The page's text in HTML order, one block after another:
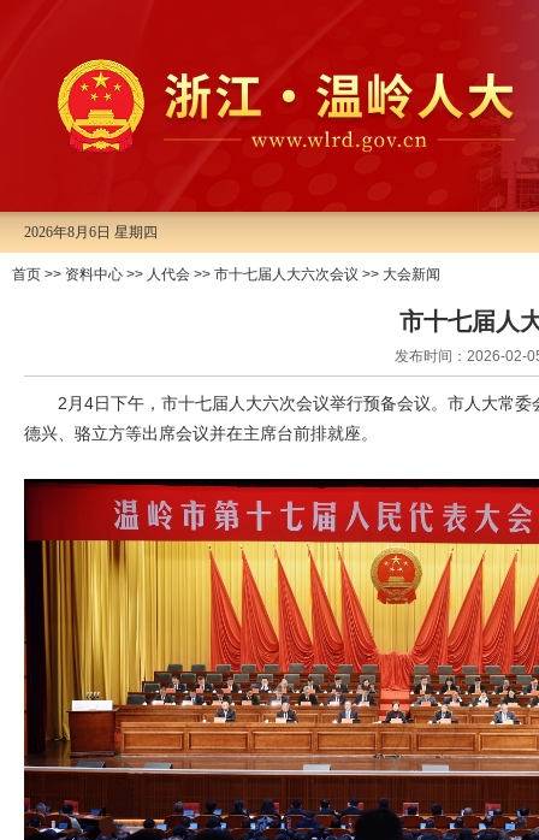
2026年8月6日 星期四
首页 >> 资料中心 >> 人代会 >> 市十七届人大六次会议 >> 大会新闻
市十七届人
发布时间：2026-
2月4日下午，市十七届人大六次会议举行预备会议。市人大常
德兴、骆立方等出席会议并在主席台前排就座。